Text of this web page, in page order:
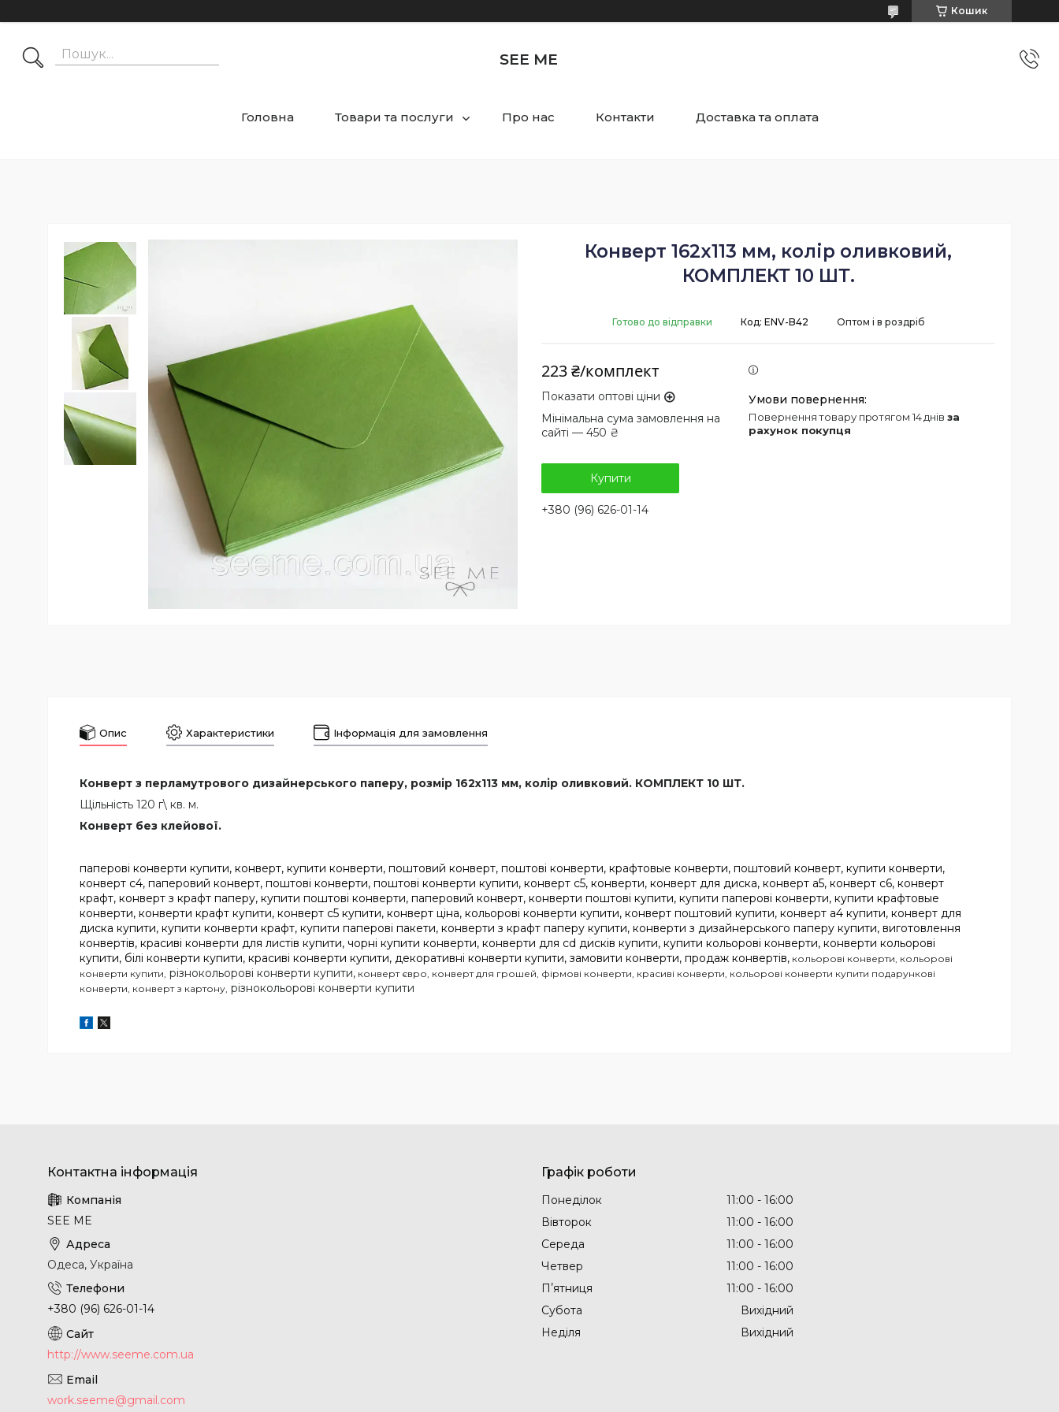
Кошик
SEE ME
Головна Товари та послуги Про нас Контакти Доставка та оплата
Конверт 162x113 мм, колір оливковий,
КОМПЛЕКТ 10 ШТ.
Готово до відправки Оптом і в роздріб
Код: ENV-B42
223 ₴/комплект
Показати оптові ціни
Мінімальна сума замовлення на
сайті — 450 ₴
Купити
+380 (96) 626-01-14
повернення товару протягом 14 днів за
рахунок покупця
Опис Характеристики Інформація для замовлення
Конверт з перламутрового дизайнерського паперу, розмір 162x113 мм, колір оливковий. КОМПЛЕКТ 10 ШТ.
Щільність 120 г\ кв. м.
Конверт без клейової.
паперові конверти купити, конверт, купити конверти, поштовий конверт, поштові конверти, крафтовые конверти, поштовий конверт, купити конверти,
конверт с4, паперовий конверт, поштові конверти, поштові конверти купити, конверт с5, конверти, конверт для диска, конверт а5, конверт с6, конверт
крафт, конверт з крафт паперу, купити поштові конверти, паперовий конверт, конверти поштові купити, купити паперові конверти, купити крафтовые
конверти, конверти крафт купити, конверт с5 купити, конверт ціна, кольорові конверти купити, конверт поштовий купити, конверт а4 купити, конверт для
диска купити, купити конверти крафт, купити паперові пакети, конверти з крафт паперу купити, конверти з дизайнерського паперу купити, виготовлення
конвертів, красиві конверти для листів купити, чорні купити конверти, конверти для cd дисків купити, купити кольорові конверти, конверти кольорові
купити, білі конверти купити, красиві конверти купити, декоративні конверти купити, замовити конверти, продаж конвертів, кольорові конверти, кольорові
конверти купити, різнокольорові конверти купити, конверт євро, конверт для грошей, фірмові конверти, красиві конверти, кольорові конверти купити подарункові
конверти, конверт з картону, різнокольорові конверти купити
SEE ME
Одеса, Україна
+380 (96) 626-01-14
http://www.seeme.com.ua
work.seeme@gmail.com
Графік роботи
Понеділок 11:00
16:00
Вівторок
11:00
16:00
Середа
11:00
16:00
Четвер
11:00
16:00
Пʼятниця
11:00
16:00
Субота
Вихідний
Неділя
Вихідний